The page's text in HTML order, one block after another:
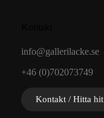
info@gallerilacke.se
+46 (0)702073749
Kontakt / Hitta hit